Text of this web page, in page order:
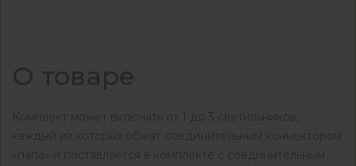
О товаре
Комплект может включать от 1 до 3 светильников,
каждый из которых обжат соединительным коннектором
«папа» и поставляется в комплекте c соединительным